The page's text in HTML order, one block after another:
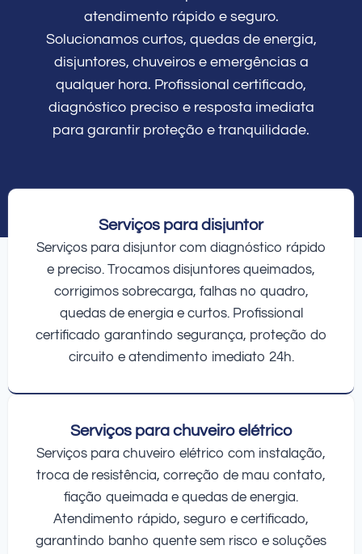
atendimento rápido e seguro.
Solucionamos curtos, quedas de energia,
disjuntores, chuveiros e emergências a
qualquer hora. Profissional certificado,
diagnóstico preciso e resposta imediata
para garantir proteção e tranquilidade.
Serviços para disjuntor
Serviços para disjuntor com diagnóstico rápido
e preciso. Trocamos disjuntores queimados,
corrigimos sobrecarga, falhas no quadro,
quedas de energia e curtos. Profissional
certificado garantindo segurança, proteção do
circuito e atendimento imediato 24h.
Serviços para chuveiro elétrico
Serviços para chuveiro elétrico com instalação,
troca de resistência, correção de mau contato,
fiação queimada e quedas de energia.
Atendimento rápido, seguro e certificado,
garantindo banho quente sem risco e soluções